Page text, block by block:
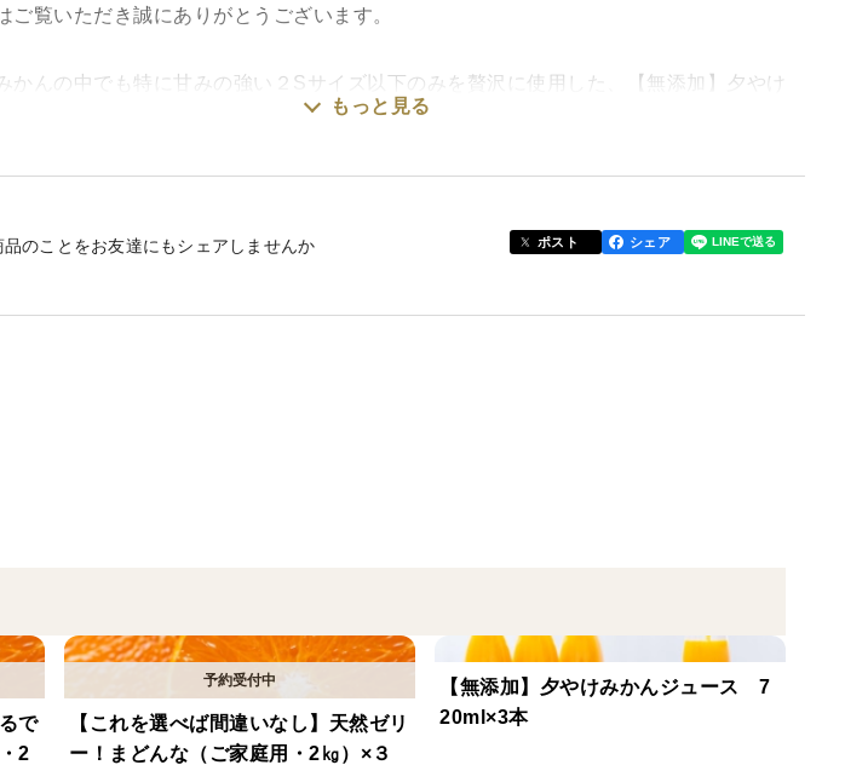
ご覧いただき誠にありがとうございます。
かんの中でも特に甘みの強い２Sサイズ以下のみを贅沢に使用した、【無添加】夕やけ
もっと見る
品のことをお友達にもシェアしませんか ポスト シェア
で
2
【これを選べば間違いなし】天然ゼリ
ー！まどんな（ご家庭用・2㎏）×３
【無添加】夕やけみかんジュース 7
20ml×3本